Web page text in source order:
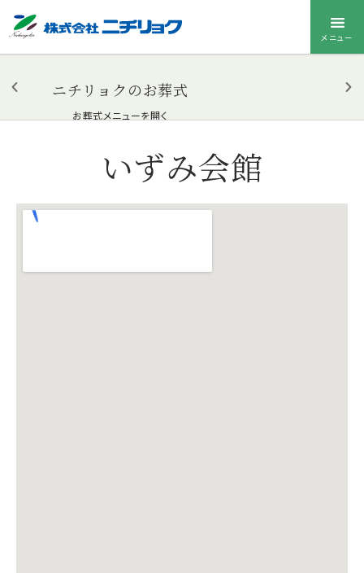
メニュー
ニチリョクのお葬式
お葬式メニューを開く
いずみ会館